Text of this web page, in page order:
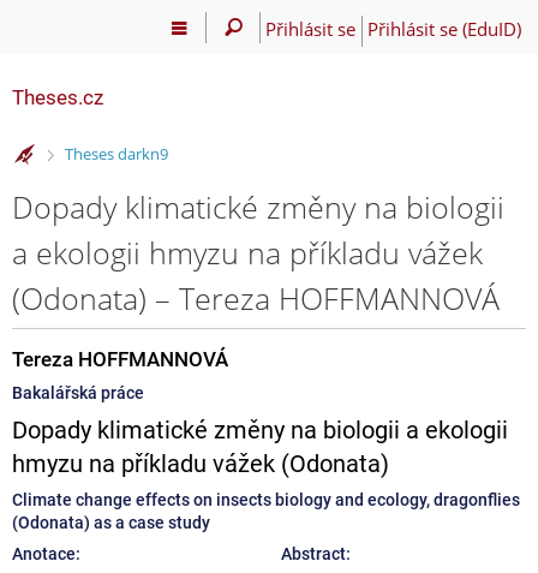
Přihlásit se Přihlásit se (EduID)
Theses.cz
>
Theses darkn9
Dopady klimatické změny na biologii
a ekologii hmyzu na příkladu vážek
(Odonata) – Tereza HOFFMANNOVÁ
Tereza HOFFMANNOVÁ
Bakalářská práce
Dopady klimatické změny na biologii a ekologii
hmyzu na příkladu vážek (Odonata)
Climate change effects on insects biology and ecology, dragonflies
(Odonata) as a case study
Anotace:
Abstract: